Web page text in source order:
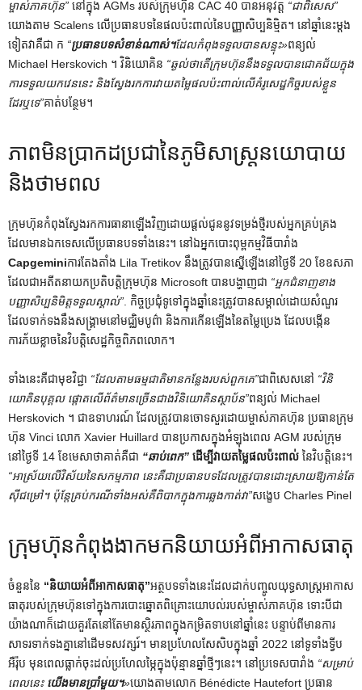
ម្ចាស់ភាគហ៊ុន” នៅក្នុង AGMs របស់ក្រុមហ៊ុន CAC 40 បានអនុវត្ត “ជាពិសេស”
យោងតាម ​​Scalens លើប្រធានបទនៃផលប៉ះពាល់នៃបញ្ញាសិប្បនិម្មិត។ នៅឆ្នាំនេះម្តង
ទៀតវាគឺជា ក “ប្រធានបទសំខាន់ណាស់។ដែលកំពុងទទួលបានសន្ទុះ»ពន្យល់
Michael Herskovich ។ វិនិយោគិន “ឆ្ងល់ថាតើក្រុមហ៊ុននឹងទទួលបានជោគជ័យក្នុង
ការទទួលយកវេននេះ និងស្វែងរកការវាយតម្លៃផលប៉ះពាល់លើគំរូសេដ្ឋកិច្ចរបស់ខ្លួន
ដែរឬទេ”គាត់បន្ថែម។
ភាពមិនប្រាកដប្រជានៃភូមិសាស្ត្រនយោបាយ
និងថាមពល
ក្រុមហ៊ុនកំពុងស្វែងរកការធានាឡើងវិញដោយផ្តល់ជូននូវទម្រង់ថ្មីរបស់អ្នកគ្រប់គ្រង
ដែលមានឯកទេសលើប្រធានបទទាំងនេះ។ នៅឯអ្នកបោះពុម្ពកម្មវិធីបារាំង
Capgeminiការតែងតាំង Lila Tretikov នឹងត្រូវបានស្នើឡើងនៅថ្ងៃទី 20 ខែឧសភា
ដែលជាអតីតនាយកប្រតិបត្តិក្រុមហ៊ុន Microsoft បានបង្ហាញជា “អ្នកជំនាញខាង
បញ្ញាសិប្បនិមិត្តទទួលស្គាល់” . កិច្ចប្រជុំទូទៅក្នុងឆ្នាំនេះត្រូវបានសម្គាល់ដោយសំណួរ
ដែលទាក់ទងនឹងសង្រ្គាមនៅមជ្ឈិមបូព៌ា និងការកើនឡើងនៃតម្លៃប្រេង ដែលបង្កើន
ការភ័យខ្លាចនៃវិបត្តិសេដ្ឋកិច្ចពិភពលោក។
ទាំងនេះគឺជាមុខវិជ្ជា “ដែលតាមធម្មជាតិមានកន្លែងរបស់ពួកគេ”ជាពិសេសនៅ “វិនិ
យោគិនបុគ្គល ផ្តោតលើព័ត៌មានច្រើនជាងវិនិយោគិនស្ថាប័ន”ពន្យល់ Michael
Herskovich ។ ជាឧទាហរណ៍ ដែលត្រូវបានចោទសួរដោយម្ចាស់ភាគហ៊ុន ប្រធានក្រុម
ហ៊ុន Vinci លោក Xavier Huillard បានប្រកាសក្នុងអំឡុងពេល AGM របស់ក្រុម
នៅថ្ងៃទី 14 ខែមេសាថាគាត់គឺជា “ឆាប់ពេក” ដើម្បីវាយតម្លៃផលប៉ះពាល់ នៃវិបត្តិនេះ។
“អាស្រ័យលើវិស័យនៃសកម្មភាព នេះគឺជាប្រធានបទដែលត្រូវបានដោះស្រាយឱ្យកាន់តែ
ស៊ីជម្រៅ។ ប៉ុន្តែគ្រប់ករណីទាំងអស់គឺពិបាកក្នុងការឆ្លងកាត់វា”សង្ខេប Charles Pinel
ក្រុមហ៊ុន​កំពុង​ងាក​មក​និយាយ​អំពី​អាកាសធាតុ
ចំនួននៃ “និយាយអំពីអាកាសធាតុ”អត្ថបទទាំងនេះដែលដាក់បញ្ចូលយុទ្ធសាស្ត្រអាកាស
ធាតុរបស់ក្រុមហ៊ុនទៅក្នុងការបោះឆ្នោតពិគ្រោះយោបល់របស់ម្ចាស់ភាគហ៊ុន ទោះបីជា
យ៉ាងណាក៏ដោយគួរតែនៅតែមានស្ថិរភាពក្នុងកម្រិតទាបនៅឆ្នាំនេះ បន្ទាប់ពីមានការ
សាទរទាក់ទងគ្នានៅដើមទសវត្សរ៍។ មានប្រហែលសែសិបក្នុងឆ្នាំ 2022 នៅទូទាំងទ្វីប
អឺរ៉ុប មុនពេលធ្លាក់ចុះដល់ប្រហែលម្ភៃក្នុងប៉ុន្មានឆ្នាំថ្មីៗនេះ។ នៅប្រទេសបារាំង “សម្រាប់
ពេលនេះ យើងមានប្រាំមួយ។»យោងតាមលោក Bénédicte Hautefort ប្រធាន